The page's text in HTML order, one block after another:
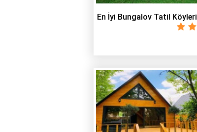
En İyi Bungalov Tatil Köyleri